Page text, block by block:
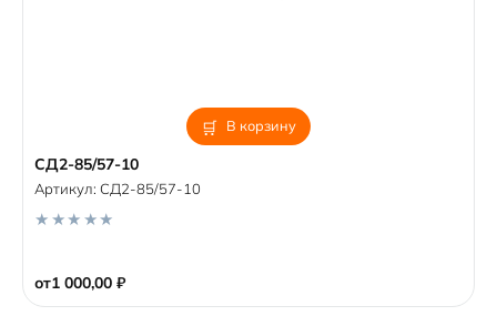
В корзину
СД2-85/57-10
от1 000,00 ₽
Артикул: СД2-85/57-10
u
t